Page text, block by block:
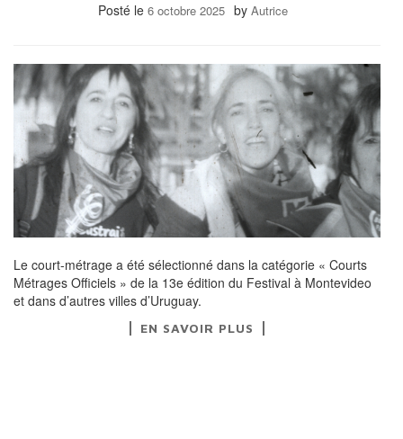
Posté le 6 octobre 2025 by Autrice
Le court-métrage a été sélectionné dans la catégorie « Courts
Métrages Officiels » de la 13e édition du Festival à Montevideo
et dans d’autres villes d’Uruguay.
EN SAVOIR PLUS